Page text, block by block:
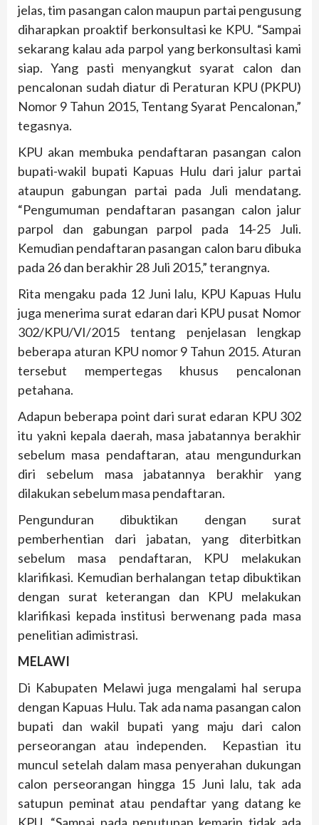
jelas, tim pasangan calon maupun partai pengusung
diharapkan proaktif berkonsultasi ke KPU. “Sampai
sekarang kalau ada parpol yang berkonsultasi kami
siap. Yang pasti menyangkut syarat calon dan
pencalonan sudah diatur di Peraturan KPU (PKPU)
Nomor 9 Tahun 2015, Tentang Syarat Pencalonan,”
tegasnya.
KPU akan membuka pendaftaran pasangan calon
bupati-wakil bupati Kapuas Hulu dari jalur partai
ataupun gabungan partai pada Juli mendatang.
“Pengumuman pendaftaran pasangan calon jalur
parpol dan gabungan parpol pada 14-25 Juli.
Kemudian pendaftaran pasangan calon baru dibuka
pada 26 dan berakhir 28 Juli 2015,” terangnya.
Rita mengaku pada 12 Juni lalu, KPU Kapuas Hulu
juga menerima surat edaran dari KPU pusat Nomor
302/KPU/VI/2015 tentang penjelasan lengkap
beberapa aturan KPU nomor 9 Tahun 2015. Aturan
tersebut mempertegas khusus pencalonan
petahana.
Adapun beberapa point dari surat edaran KPU 302
itu yakni kepala daerah, masa jabatannya berakhir
sebelum masa pendaftaran, atau mengundurkan
diri sebelum masa jabatannya berakhir yang
dilakukan sebelum masa pendaftaran.
Pengunduran dibuktikan dengan surat
pemberhentian dari jabatan, yang diterbitkan
sebelum masa pendaftaran, KPU melakukan
klarifikasi. Kemudian berhalangan tetap dibuktikan
dengan surat keterangan dan KPU melakukan
klarifikasi kepada institusi berwenang pada masa
penelitian adimistrasi.
MELAWI
Di Kabupaten Melawi juga mengalami hal serupa
dengan Kapuas Hulu. Tak ada nama pasangan calon
bupati dan wakil bupati yang maju dari calon
perseorangan atau independen. Kepastian itu
muncul setelah dalam masa penyerahan dukungan
calon perseorangan hingga 15 Juni lalu, tak ada
satupun peminat atau pendaftar yang datang ke